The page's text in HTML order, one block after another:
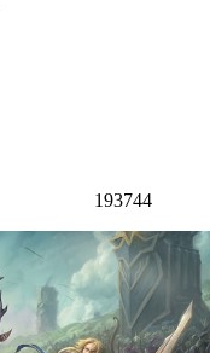
193744